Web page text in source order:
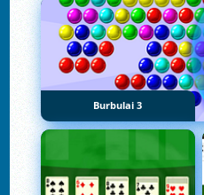
Burbulai 3